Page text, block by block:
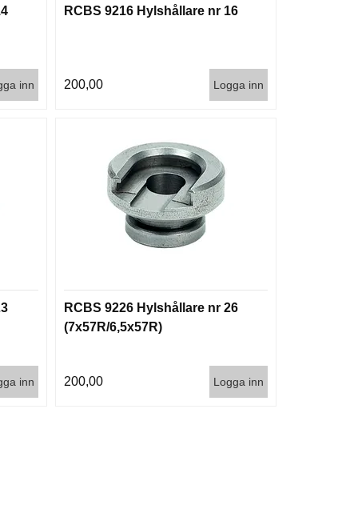
inn
RCBS 9216 Hylshållare nr 16
200,00 Logga inn
inn
RCBS 9226 Hylshållare nr 26
(7x57R/6,5x57R)
200,00 Logga inn